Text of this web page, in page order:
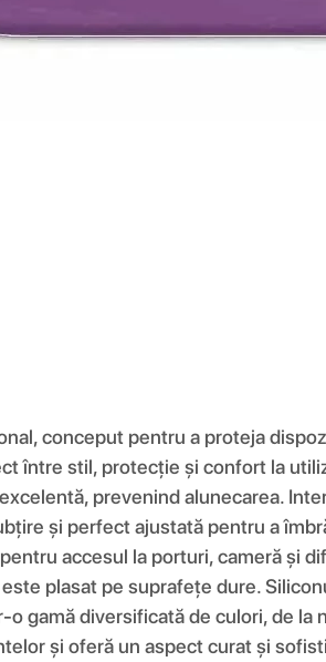
conceput pentru a proteja
între stil, protecție și confort la
prevenind alunecarea.
și perfect ajustată pentru a
accesul la porturi, cameră și
plasat pe suprafețe dure.
gamă diversificată de culori, de
și oferă un aspect curat și